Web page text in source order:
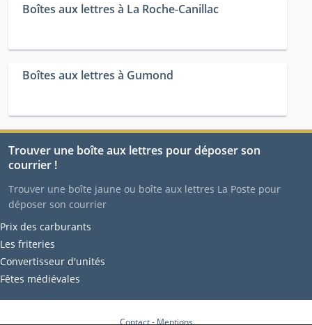
Boîtes aux lettres à La Roche-Canillac
Boîtes aux lettres à Gumond
Trouver une boîte aux lettres pour déposer son
courrier !
Trouver une boîte jaune ou boîte aux lettres La Poste pour
déposer son courrier
Prix des carburants
Les friteries
Convertisseur d'unités
Fêtes médiévales
Contact-Mentions